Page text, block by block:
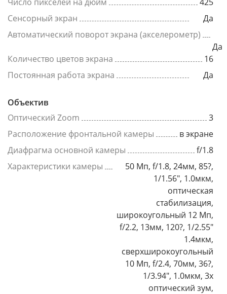
Сенсорный экран
Да
Автоматический поворот экрана (акселерометр)
Да
Количество цветов экрана
16
Постоянная работа экрана
Да
Объектив
Оптический Zoom
3
Расположение фронтальной камеры
в экране
Диафрагма основной камеры
f/1.8
Характеристики камеры
50 Мп, f/1.8, 24мм, 85?,
1/1.56", 1.0мкм,
оптическая
стабилизация,
широкоугольный 12 Мп,
f/2.2, 13мм, 120?, 1/2.55"
1.4мкм,
сверхширокоугольный
10 Мп, f/2.4, 70мм, 36?,
1/3.94", 1.0мкм, 3x
оптический зум,